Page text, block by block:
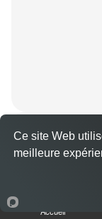
Barquette de
Dès7.50 €
1 viande au
Accueil
Ce site Web
meilleure